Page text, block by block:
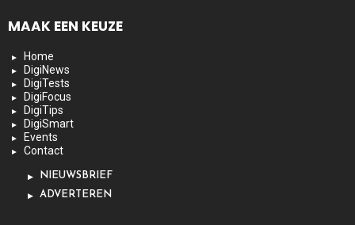
MAAK EEN KEUZE
Home
DigiNews
DigiTests
DigiFocus
DigiTips
DigiSmart
Events
Contact
NIEUWSBRIEF
ADVERTEREN